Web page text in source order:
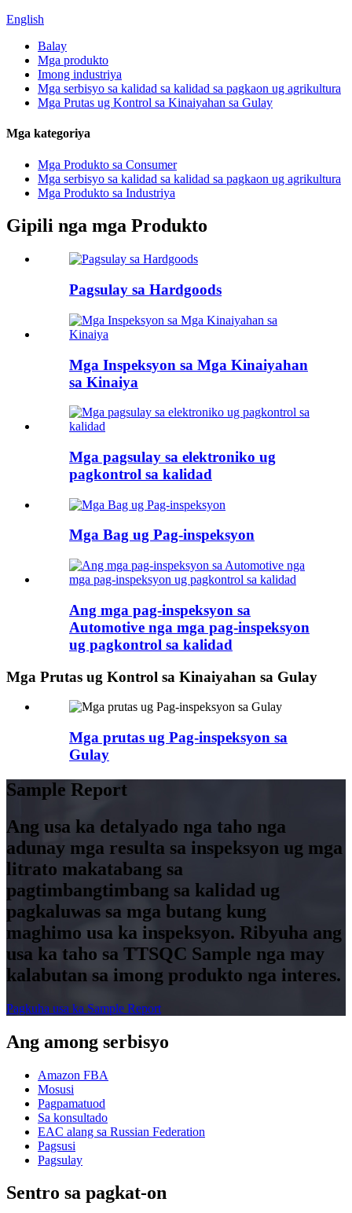
English
Balay
Mga produkto
Imong industriya
Mga serbisyo sa kalidad sa kalidad sa pagkaon ug agrikultura
Mga Prutas ug Kontrol sa Kinaiyahan sa Gulay
Mga kategoriya
Mga Produkto sa Consumer
Mga serbisyo sa kalidad sa kalidad sa pagkaon ug agrikultura
Mga Produkto sa Industriya
Gipili nga mga Produkto
Pagsulay sa Hardgoods
Mga Inspeksyon sa Mga Kinaiyahan
sa Kinaiya
Mga pagsulay sa elektroniko ug
pagkontrol sa kalidad
Mga Bag ug Pag-inspeksyon
Ang mga pag-inspeksyon sa
Automotive nga mga pag-inspeksyon
ug pagkontrol sa kalidad
Mga Prutas ug Kontrol sa Kinaiyahan sa Gulay
Mga prutas ug Pag-inspeksyon sa
Gulay
Sample Report
Ang usa ka detalyado nga taho nga
adunay mga resulta sa inspeksyon ug mga
litrato makatabang sa
pagtimbangtimbang sa kalidad ug
pagkaluwas sa mga butang kung
maghimo usa ka inspeksyon. Ribyuha ang
usa ka taho sa TTSQC Sample nga may
kalabutan sa imong produkto nga interes.
Pagkuha usa ka Sample Report
Ang among serbisyo
Amazon FBA
Mosusi
Pagpamatuod
Sa konsultado
EAC alang sa Russian Federation
Pagsusi
Pagsulay
Sentro sa pagkat-on